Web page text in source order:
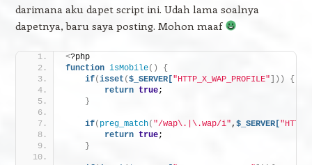
darimana aku dapet script ini. Udah lama soalnya
dapetnya, baru saya posting. Mohon maaf
<?php
function isMobile()
{
if(isset ($_SERVER["HTTP_X_WAP_PROFILE"]))
{
return true;
}
if( preg_match( "/wap\.|\.wap/i" , $_SERVER[
return true;
}